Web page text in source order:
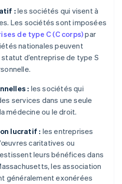
: les sociétés qui visent à
Les sociétés sont imposées
de type C (C corps)par
nationales peuvent
d’entreprise de type S
: les sociétés qui
services dans une seule
médecine ou le droit.
lucratif : les entreprises
caritatives ou
leurs bénéfices dans
les association
généralement exonérées